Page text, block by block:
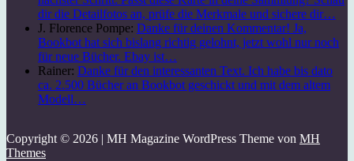
dir die Detailfotos an, prüfe die Merkmale und sichere dir…
J. Florence Pompe: Danke für deinen Kommentar! Ja,
Bookbot hat sich bislang richtig gelohnt, jetzt wohl nur noch
für neue Bücher. Ebay ist…
Rainer: Danke für den interessanten Text. Ich habe bis dato
ca. 2.500 Bücher an Bookbot geschickt und mit dem altem
Modell…
Copyright © 2026 | MH Magazine WordPress Theme von MH
Themes